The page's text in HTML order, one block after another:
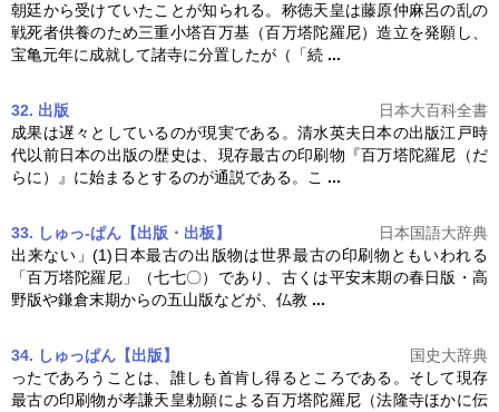
朝廷から受けていたことが知られる。称徳天皇は藤原仲麻呂の乱の
戦死者供養のため三重小塔百万基（百万塔陀羅尼）造立を発願し、
宝亀元年に成就して諸寺に分置したが（「続 ...
32. 出版
日本大百科全書
成果は遅々としているのが現実である。清水英夫日本の出版江戸時
代以前日本の出版の歴史は、現存最古の印刷物『百万塔陀羅尼（だ
らに）』に始まるとするのが通説である。こ ...
33. しゅっ‐ぱん【出版・出板】
日本国語大辞典
出来ない」(1)日本最古の出版物は世界最古の印刷物ともいわれる
「百万塔陀羅尼」（七七〇）であり、古くは平安末期の春日版・高
野版や鎌倉末期からの五山版などが、仏教 ...
34. しゅっぱん【出版】
国史大辞典
ったであろうことは、誰しも首肯し得るところである。そして現存
最古の印刷物が孝謙天皇勅願による百万塔陀羅尼（法隆寺ほかに伝